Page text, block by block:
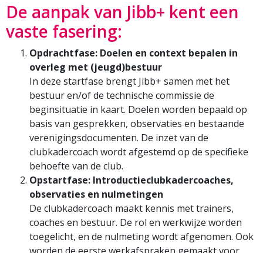
De aanpak van Jibb+ kent een
vaste fasering:
Opdrachtfase: Doelen en context bepalen in
overleg met (jeugd)bestuur
In deze startfase brengt Jibb+ samen met het
bestuur en/of de technische commissie de
beginsituatie in kaart. Doelen worden bepaald op
basis van gesprekken, observaties en bestaande
verenigingsdocumenten. De inzet van de
clubkadercoach wordt afgestemd op de specifieke
behoefte van de club.
Opstartfase: Introductieclubkadercoaches,
observaties en nulmetingen
De clubkadercoach maakt kennis met trainers,
coaches en bestuur. De rol en werkwijze worden
toegelicht, en de nulmeting wordt afgenomen. Ook